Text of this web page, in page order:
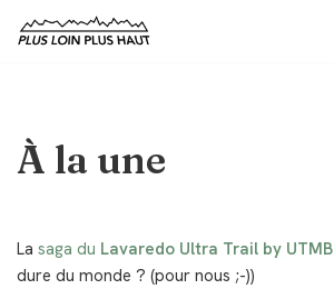
À la une
La saga du Lavaredo Ultra Trail by UTMB
dure du monde ? (pour nous ;-))